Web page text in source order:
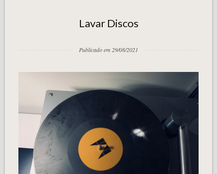
Lavar Discos
Publicado em 29/08/2021